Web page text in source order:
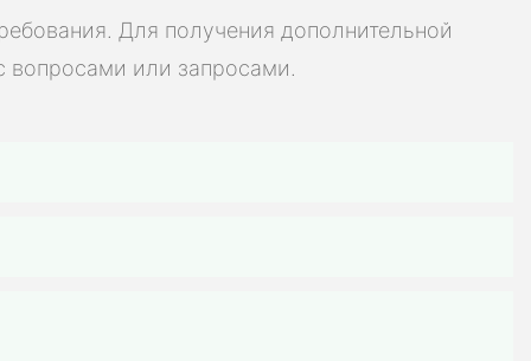
батарей,
батарей
Для получения дополнительной
вопросами или запросами.